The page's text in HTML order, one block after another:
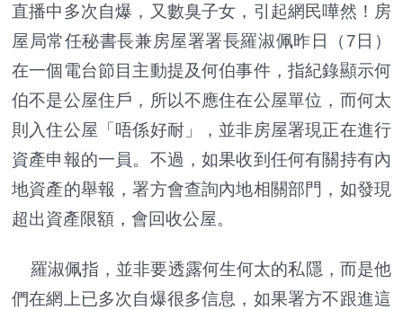
直播中多次自爆，又數臭子女，引起網民嘩然！房
屋局常任秘書長兼房屋署署長羅淑佩昨日（7日）
在一個電台節目主動提及何伯事件，指紀錄顯示何
伯不是公屋住戶，所以不應住在公屋單位，而何太
則入住公屋「唔係好耐」，並非房屋署現正在進行
資產申報的一員。不過，如果收到任何有關持有內
地資產的舉報，署方會查詢內地相關部門，如發現
超出資產限額，會回收公屋。
羅淑佩指，並非要透露何生何太的私隱，而是他
們在網上已多次自爆很多信息，如果署方不跟進這